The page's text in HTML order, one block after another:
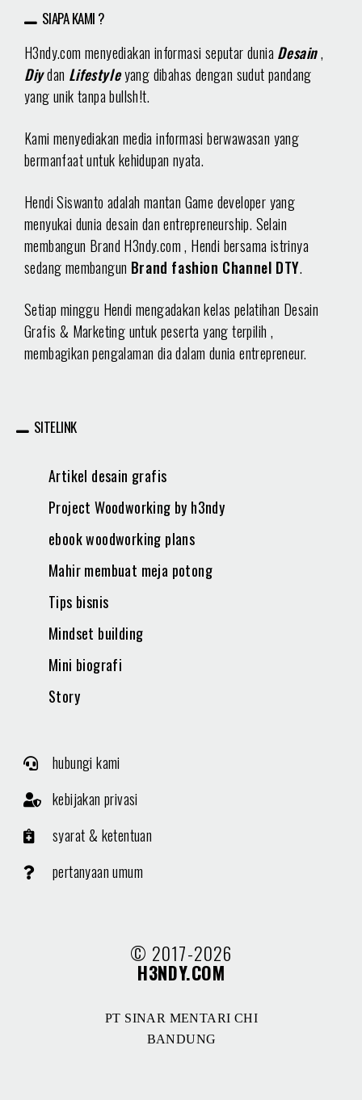
SIAPA KAMI ?
H3ndy.com menyediakan informasi seputar dunia Desain,
Diydan Lifestyleyang dibahas dengan sudut pandang
yang unik tanpa bullsh!t.
Kami menyediakan media informasi berwawasan yang
bermanfaat untuk kehidupan nyata.
Hendi Siswanto adalah mantan Game developer yang
menyukai dunia desain dan entrepreneurship. Selain
membangun Brand H3ndy.com , Hendi bersama istrinya
sedang membangun Brand fashion Channel DTY.
Setiap minggu Hendi mengadakan kelas pelatihan Desain
Grafis & Marketing untuk peserta yang terpilih ,
membagikan pengalaman dia dalam dunia entrepreneur.
SITELINK
Artikel desain grafis
Project Woodworking by h3ndy
ebook woodworking plans
Mahir membuat meja potong
Tips bisnis
Mindset building
Mini biografi
Story
hubungi kami
kebijakan privasi
syarat & ketentuan
pertanyaan umum
© 2017-2026
H3NDY.COM
PT SINAR MENTARI CHI
BANDUNG